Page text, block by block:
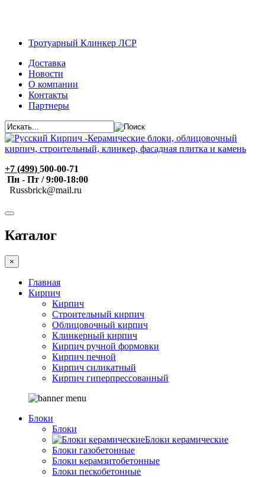
Тротуарный Клинкер ЛСР
Доставка
Новости
О компании
Контакты
Партнеры
+7 (499) 500-00-71
Пн - Пт / 9:00-18:00
Russbrick@mail.ru
Каталог
×
Главная
Кирпич
Кирпич
Строительный кирпич
Облицовочный кирпич
Клинкерный кирпич
Кирпич ручной формовки
Кирпич печной
Кирпич силикатный
Кирпич гиперпрессованный
Блоки
Блоки
Блоки керамические
Блоки газобетонные
Блоки керамзитобетонные
Блоки пескобетонные